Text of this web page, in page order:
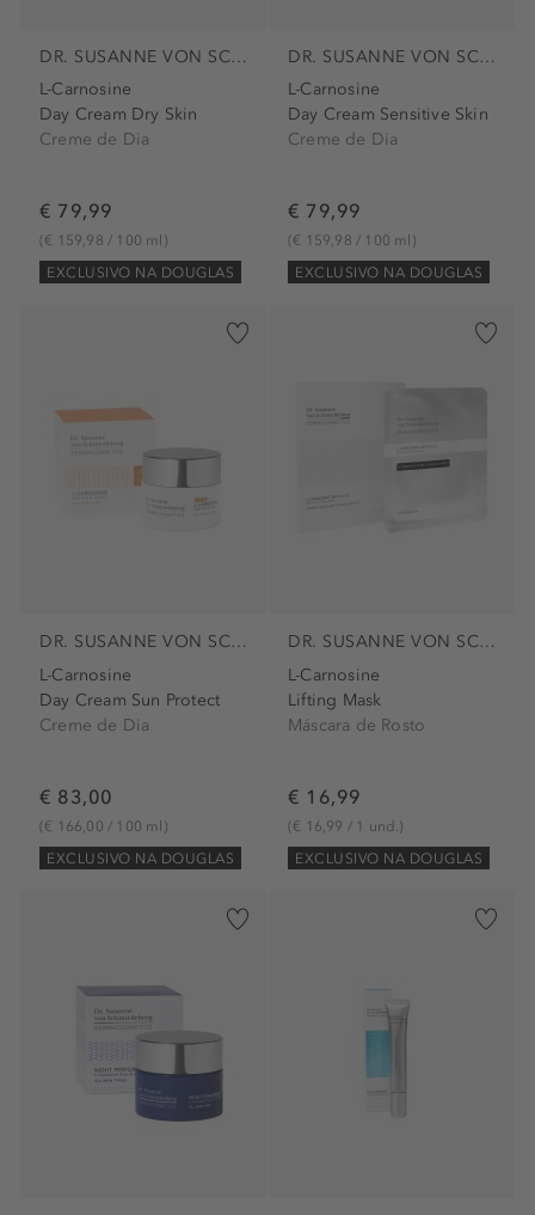
DR. SUSANNE VON SCHMIEDEBERG
L-Carnosine
Day Cream Dry Skin
Creme de Dia
€ 79,99
(€ 159,98 / 100 ml)
EXCLUSIVO NA DOUGLAS
DR. SUSANNE VON SCHMIEDEBERG
L-Carnosine
Day Cream Sensitive Skin
Creme de Dia
€ 79,99
(€ 159,98 / 100 ml)
EXCLUSIVO NA DOUGLAS
DR. SUSANNE VON SCHMIEDEBERG
L-Carnosine
Day Cream Sun Protect
Creme de Dia
€ 83,00
(€ 166,00 / 100 ml)
EXCLUSIVO NA DOUGLAS
DR. SUSANNE VON SCHMIEDEBERG
L-Carnosine
Lifting Mask
Máscara de Rosto
€ 16,99
(€ 16,99 / 1 und.)
EXCLUSIVO NA DOUGLAS